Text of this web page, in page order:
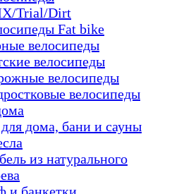
Trial/Dirt
Fat bike
велосипеды
велосипеды
велосипеды
велосипеды
дома, бани и сауны
из натурального